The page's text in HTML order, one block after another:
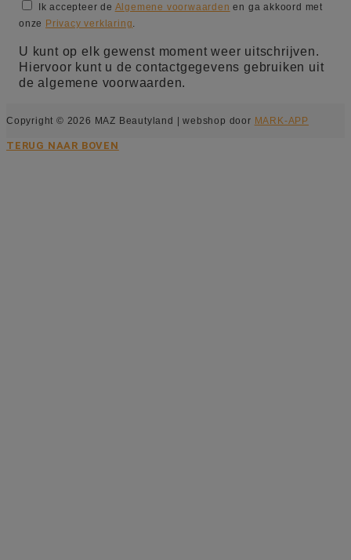
Ik accepteer de Algemene voorwaarden en ga akkoord met
onze Privacy verklaring
U kunt op elk gewenst moment weer uitschrijven.
Hiervoor kunt u de contactgegevens gebruiken uit
de algemene voorwaarden.
Copyright © 2026 MAZ Beautyland | webshop door MARK-APP
TERUG NAAR BOVEN